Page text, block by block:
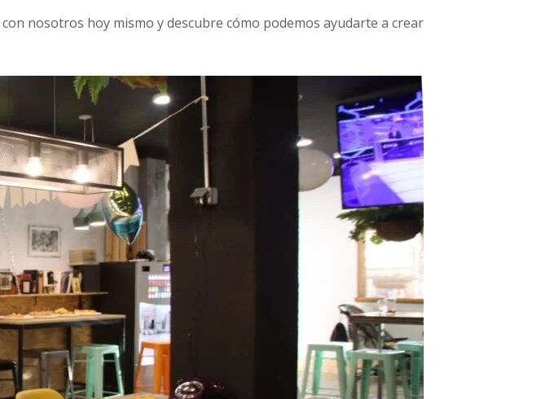
con nosotros hoy mismo y descubre cómo podemos ayudarte a crear